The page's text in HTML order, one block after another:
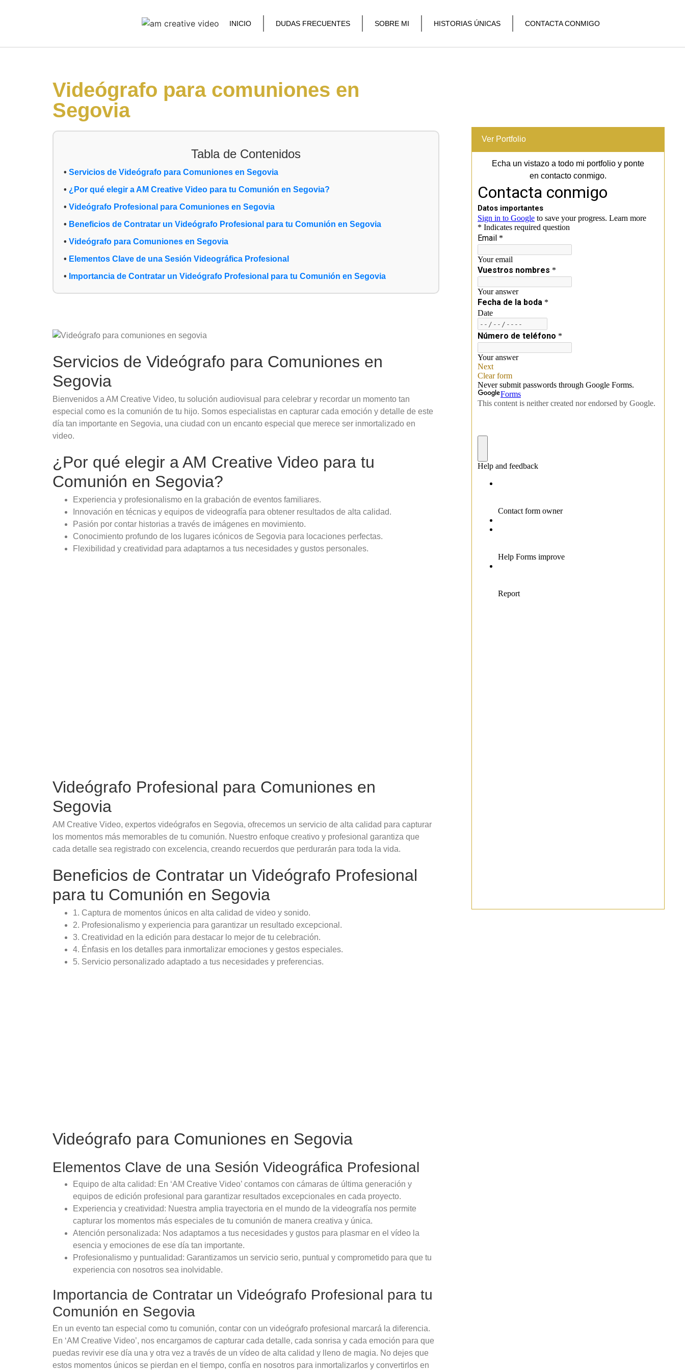
INICIO DUDAS FRECUENTES SOBRE MI HISTORIAS ÚNICAS CONTACTA CONMIGO
Videógrafo para comuniones en
Segovia
Tabla de Contenidos
Servicios de Videógrafo para Comuniones en Segovia
¿Por qué elegir a AM Creative Video para tu Comunión en Segovia?
Videógrafo Profesional para Comuniones en Segovia
Beneficios de Contratar un Videógrafo Profesional para tu Comunión en Segovia
Videógrafo para Comuniones en Segovia
Elementos Clave de una Sesión Videográfica Profesional
Importancia de Contratar un Videógrafo Profesional para tu Comunión en Segovia
Servicios de Videógrafo para Comuniones en
Segovia
Bienvenidos a AM Creative Video, tu solución audiovisual para celebrar y recordar un momento tan
especial como es la comunión de tu hijo. Somos especialistas en capturar cada emoción y detalle de este
día tan importante en Segovia, una ciudad con un encanto especial que merece ser inmortalizado en
video.
¿Por qué elegir a AM Creative Video para tu
Comunión en Segovia?
Experiencia y profesionalismo en la grabación de eventos familiares.
Innovación en técnicas y equipos de videografía para obtener resultados de alta calidad.
Pasión por contar historias a través de imágenes en movimiento.
Conocimiento profundo de los lugares icónicos de Segovia para locaciones perfectas.
Flexibilidad y creatividad para adaptarnos a tus necesidades y gustos personales.
Videógrafo Profesional para Comuniones en
Segovia
AM Creative Video, expertos videógrafos en Segovia, ofrecemos un servicio de alta calidad para capturar
los momentos más memorables de tu comunión. Nuestro enfoque creativo y profesional garantiza que
cada detalle sea registrado con excelencia, creando recuerdos que perdurarán para toda la vida.
Beneficios de Contratar un Videógrafo Profesional
para tu Comunión en Segovia
1. Captura de momentos únicos en alta calidad de video y sonido.
2. Profesionalismo y experiencia para garantizar un resultado excepcional.
3. Creatividad en la edición para destacar lo mejor de tu celebración.
4. Énfasis en los detalles para inmortalizar emociones y gestos especiales.
5. Servicio personalizado adaptado a tus necesidades y preferencias.
Videógrafo para Comuniones en Segovia
Elementos Clave de una Sesión Videográfica Profesional
Equipo de alta calidad: En ‘AM Creative Video’ contamos con cámaras de última generación y
equipos de edición profesional para garantizar resultados excepcionales en cada proyecto.
Experiencia y creatividad: Nuestra amplia trayectoria en el mundo de la videografía nos permite
capturar los momentos más especiales de tu comunión de manera creativa y única.
Atención personalizada: Nos adaptamos a tus necesidades y gustos para plasmar en el vídeo la
esencia y emociones de ese día tan importante.
Profesionalismo y puntualidad: Garantizamos un servicio serio, puntual y comprometido para que tu
experiencia con nosotros sea inolvidable.
Importancia de Contratar un Videógrafo Profesional para tu
Comunión en Segovia
En un evento tan especial como tu comunión, contar con un videógrafo profesional marcará la diferencia.
En ‘AM Creative Video’, nos encargamos de capturar cada detalle, cada sonrisa y cada emoción para que
puedas revivir ese día una y otra vez a través de un vídeo de alta calidad y lleno de magia. No dejes que
estos momentos únicos se pierdan en el tiempo, confía en nosotros para inmortalizarlos y convertirlos en
Ver Portfolio
Echa un vistazo a todo mi portfolio y ponte
en contacto conmigo.